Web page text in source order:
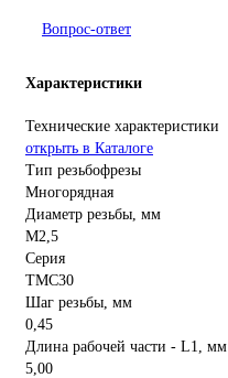
Вопрос-ответ
Характеристики
Технические характеристики
открыть в Каталоге
Тип резьбофрезы
Многорядная
Диаметр резьбы, мм
M2,5
Серия
TMС30
Шаг резьбы, мм
0,45
Длина рабочей части - L1, мм
5,00